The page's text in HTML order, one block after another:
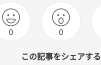
0 0
この記事をシェアする